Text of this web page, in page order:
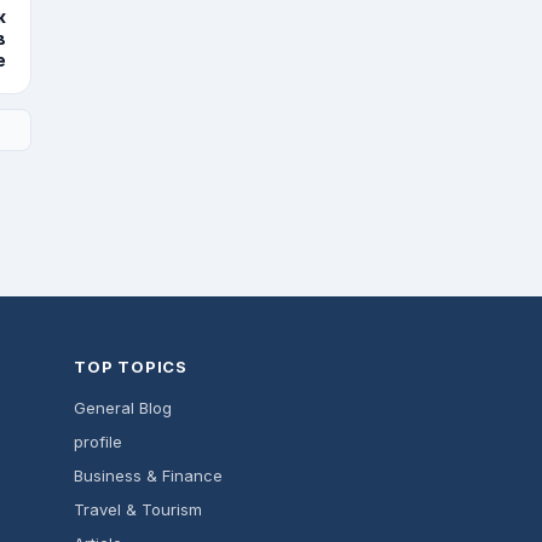
TOP TOPICS
General Blog
profile
Business & Finance
Travel & Tourism